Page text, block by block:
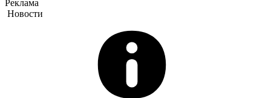
Реклама
Новости